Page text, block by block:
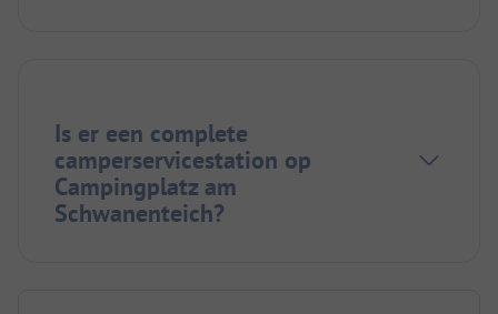
Is er een complete
camperservicestation op
Campingplatz am
Schwanenteich?